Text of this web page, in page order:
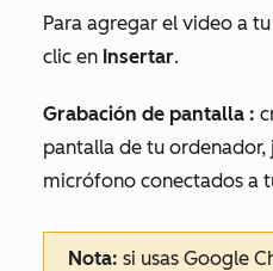
Para agregar el video a
clic en Insertar.
Grabación de pantalla :
pantalla de tu
micrófono conectados a
Nota: si usas Google